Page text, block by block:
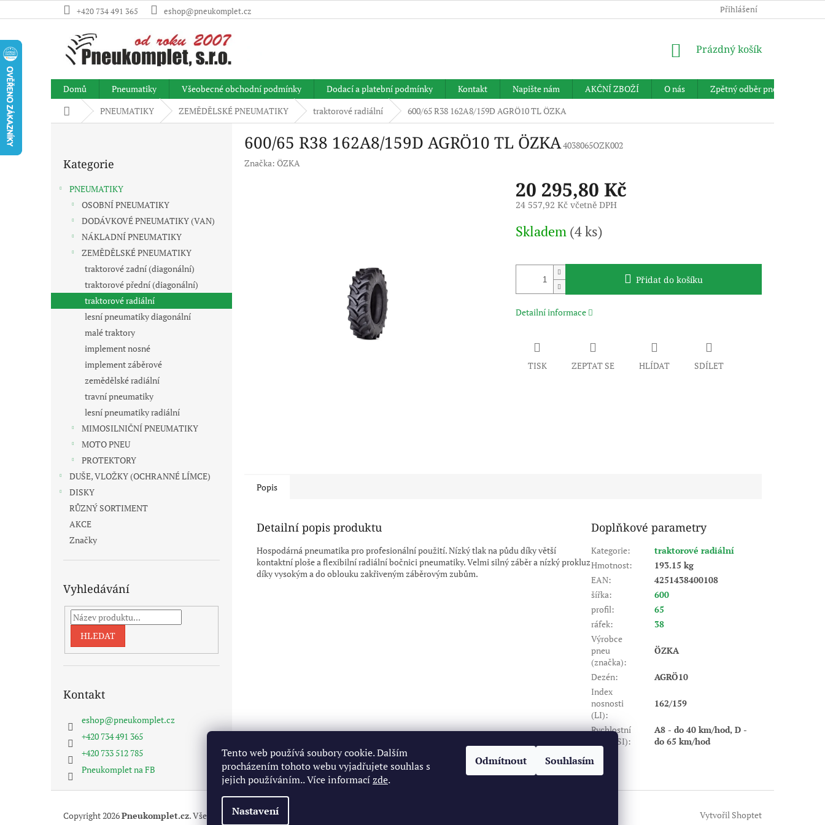
Tento web používá soubory cookie. Dalším
procházením tohoto webu vyjadřujete souhlas s
jejich používáním.. Více informacízde.
Nastavení
Odmítnout Souhlasím
na
+420 734 491 365 eshop@pneukomplet.cz Přihlášení
NÁKUPNÍ
Prázdný košík
Domů Pneumatiky Všeobecné obchodní podmínky Dodací a platební podmínky Kontakt Napište nám AKČNÍ ZBOŽÍ O nás
Zpětný odběr pneumatik
Domů PNEUMATIKY ZEMĚDĚLSKÉ PNEUMATIKY traktorové radiální 600/65 R38 162A8/159D AGRÖ10 TL ÖZKA
e
l
kategorie
Kategorie
PNEUMATIKY
OSOBNÍ PNEUMATIKY
DODÁVKOVÉ PNEUMATIKY (VAN)
NÁKLADNÍ PNEUMATIKY
ZEMĚDĚLSKÉ PNEUMATIKY
traktorové zadní (diagonální)
traktorové přední (diagonální)
traktorové radiální
lesní pneumatiky diagonální
malé traktory
implement nosné
implement záběrové
zemědělské radiální
travní pneumatiky
lesní pneumatiky radiální
MIMOSILNIČNÍ PNEUMATIKY
MOTO PNEU
PROTEKTORY
DUŠE, VLOŽKY (OCHRANNÉ LÍMCE)
DISKY
RŮZNÝ SORTIMENT
AKCE
Značky
Vyhledávání
HLEDAT
Kontakt
eshop@pneukomplet.cz
+420 734 491 365
+420 733 512 785
Pneukomplet na FB
600/65 R38 162A8/159D AGRÖ10 TL ÖZKA4038065OZK002
Značka: ÖZKA
20 295,80 Kč
24 557,92 Kč včetně DPH
cena:
Skladem (4 ks)
Přidat do košíku
Detailní informace
TISK ZEPTAT SE HLÍDAT SDÍLET
Popis
Detailní popis produktu
Hospodárná pneumatika pro profesionální použití. Nízký tlak na půdu díky větší
kontaktní ploše a flexibilní radiální bočnici pneumatiky. Velmi silný záběr a nízký prokluz
díky vysokým a do oblouku zakřiveným záběrovým zubům.
Doplňkové parametry
Kategorie:
traktorové radiální
Hmotnost:
193.15 kg
EAN:
4251438400108
šířka:
600
profil:
65
ráfek:
38
Výrobce
pneu
(značka):
ÖZKA
Dezén:
AGRÖ10
Index
nosnosti
(LI):
162/159
Rychlostní
index (SI):
A8 - do 40 km/hod, D -
do 65 km/hod
Vytvořil Shoptet
Copyright 2026Pneukomplet.cz. Všechna práva vyhrazena.